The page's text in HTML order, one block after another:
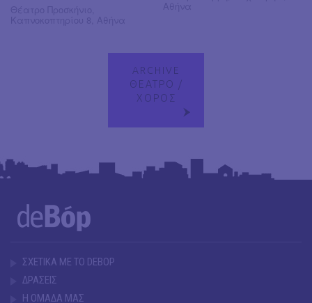
ARCHIVE
ΘΕΑΤΡΟ /
ΧΟΡΟΣ
ΣΧΕΤΙΚΑ ΜΕ ΤΟ DEBOP
ΔΡΑΣΕΙΣ
Η ΟΜΑΔΑ ΜΑΣ